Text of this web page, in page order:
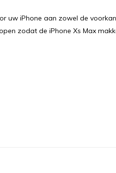
uw iPhone aan zowel de
zodat de iPhone Xs Max